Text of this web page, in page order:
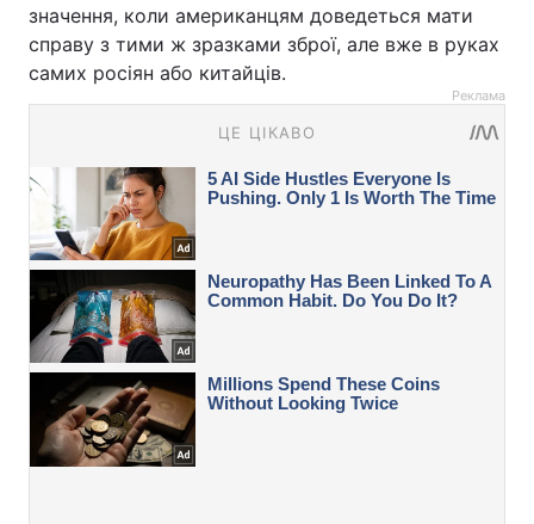
значення, коли американцям доведеться мати
справу з тими ж зразками зброї, але вже в руках
самих росіян або китайців.
Реклама